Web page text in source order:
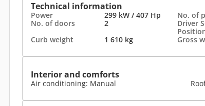
Technical information
Power 299 kW / 407 Hp No. of
No. of doors
2
Driver
Curb weight
1 610 kg Gross
Interior and comforts
Air conditioning: Manual